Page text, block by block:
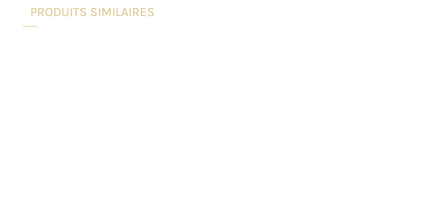
PRODUITS SIMILAIRES